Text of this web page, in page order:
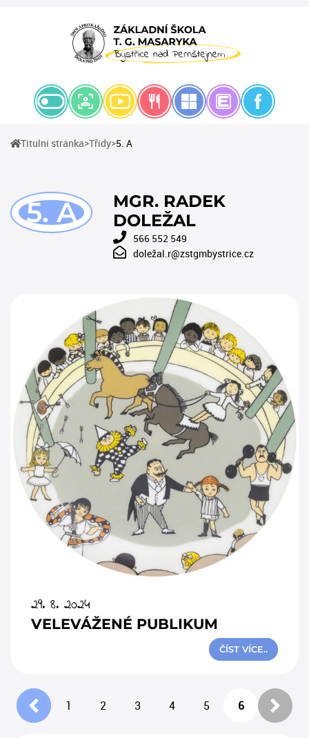
Titulní stránka(current)
Třídy(current)
5. A
5. A
MGR. RADEK
DOLEŽAL
566 552 549
doležal.r@zstgmbystrice.cz
29. 8. 2024
VELEVÁŽENÉ PUBLIKUM
ČÍST VÍCE..
1 2 3 4 5 6